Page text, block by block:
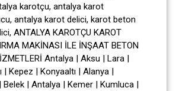
karotçu, antalya karot
antalya karot delici, karot beton
ANTALYA KAROTÇU KAROT
MAKİNASI İLE İNŞAAT BETON
Antalya | Aksu | Lara |
| Kepez | Konyaaltı | Alanya |
Belek | Antalya | Kemer | Kumluca |